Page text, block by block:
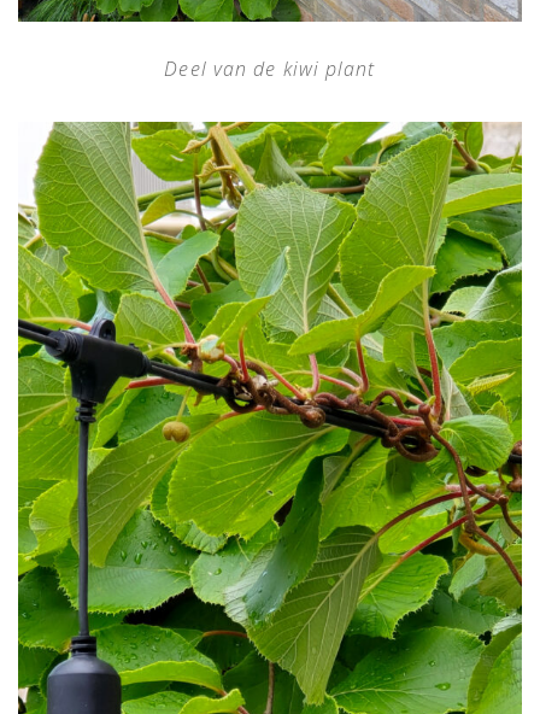
Deel van de kiwi plant